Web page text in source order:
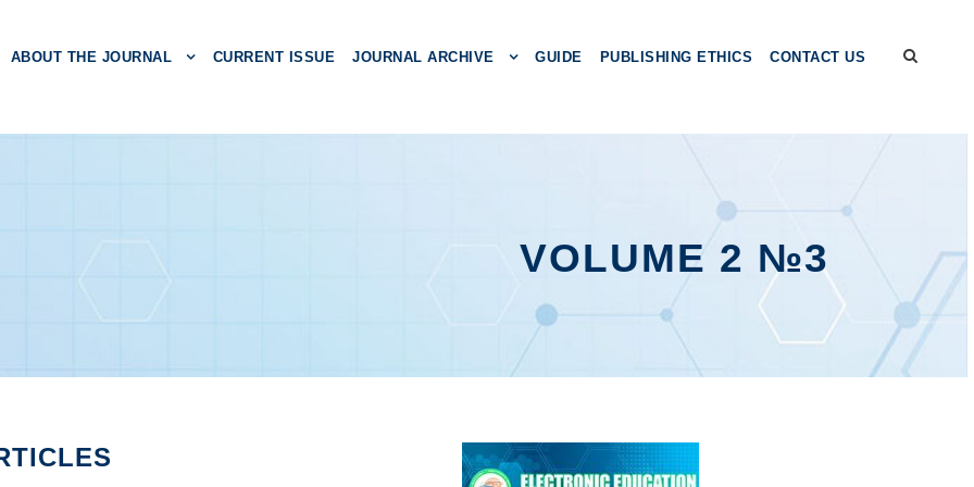
ABOUT THE JOURNAL CURRENT ISSUE JOURNAL ARCHIVE GUIDE PUBLISHING ETHICS CONTACT US
VOLUME 2 №3